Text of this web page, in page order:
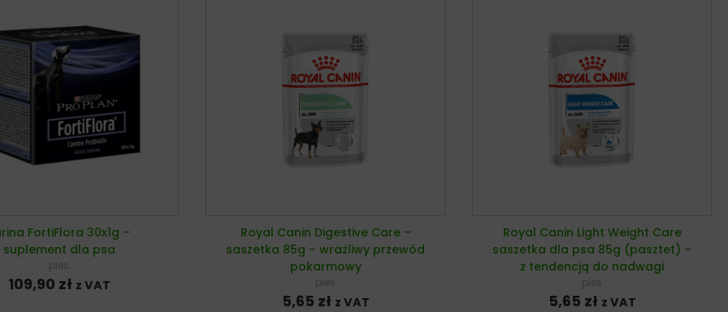
FortiFlora 30x1g –
suplement dla psa
pies
109,90 zł z VAT
Royal Canin Digestive Care –
saszetka 85g – wrażliwy przewód
pokarmowy
pies
5,65 zł z VAT
Royal Canin Light Weight Care
saszetka dla psa 85g (pasztet) –
z tendencją do nadwagi
pies
5,65 zł z VAT